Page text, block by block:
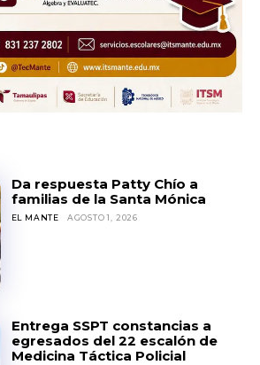
Da respuesta Patty Chío a
familias de la Santa Mónica
EL MANTE AGOSTO 1, 2026
Entrega SSPT constancias a
egresados del 22 escalón de
Medicina Táctica Policial